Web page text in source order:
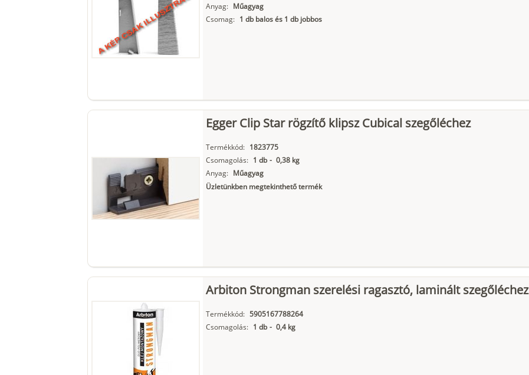
Anyag: Műagyag
Csomag: 1 db balos és 1 db jobbos
Egger Clip Star rögzítő klipsz Cubical szegőléchez
Termékkód: 1823775
Csomagolás: 1 db - 0,38 kg
Anyag: Műagyag
Üzletünkben megtekinthető termék
Arbiton Strongman szerelési ragasztó, laminált szegőléchez
Termékkód: 5905167788264
Csomagolás: 1 db - 0,4 kg